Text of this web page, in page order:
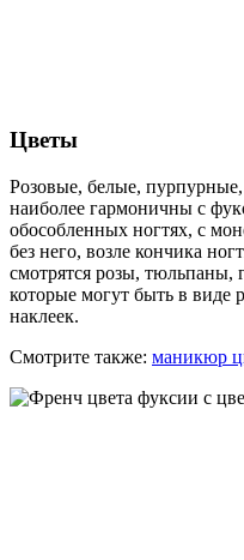
Цветы
Розовые, белые,
наиболее гармоничны с
обособленных ногтях, с
без него, возле кончика
смотрятся розы, тюльпаны,
которые могут быть в виде
наклеек.
Смотрите также: маникюр